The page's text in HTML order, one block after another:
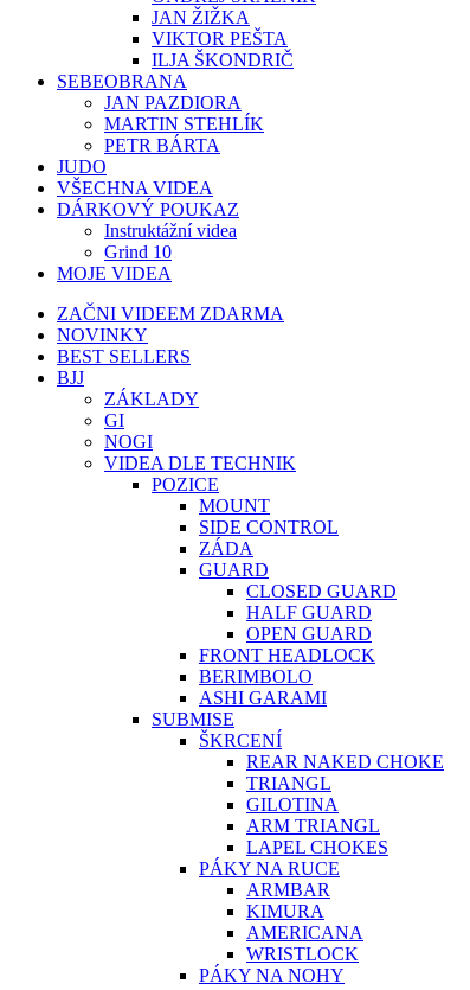
JAN ŽIŽKA
VIKTOR PEŠTA
ILJA ŠKONDRIČ
SEBEOBRANA
JAN PAZDIORA
MARTIN STEHLÍK
PETR BÁRTA
JUDO
VŠECHNA VIDEA
DÁRKOVÝ POUKAZ
Instruktážní videa
Grind 10
MOJE VIDEA
ZAČNI VIDEEM ZDARMA
NOVINKY
BEST SELLERS
BJJ
ZÁKLADY
GI
NOGI
VIDEA DLE TECHNIK
POZICE
MOUNT
SIDE CONTROL
ZÁDA
GUARD
CLOSED GUARD
HALF GUARD
OPEN GUARD
FRONT HEADLOCK
BERIMBOLO
ASHI GARAMI
SUBMISE
ŠKRCENÍ
REAR NAKED CHOKE
TRIANGL
GILOTINA
ARM TRIANGL
LAPEL CHOKES
PÁKY NA RUCE
ARMBAR
KIMURA
AMERICANA
WRISTLOCK
PÁKY NA NOHY